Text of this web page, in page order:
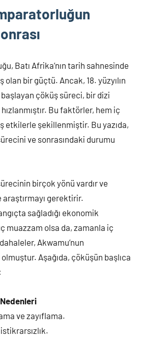
Batı Afrika’nın tarih sahnesinde
bir güçtü. Ancak, 18. yüzyılın
çöküş süreci, bir dizi
Bu faktörler, hem iç
etkilerle şekillenmiştir. Bu yazıda,
ve sonrasındaki durumu
birçok yönü vardır ve
gerektirir.
sağladığı ekonomik
muazzam olsa da, zamanla iç
Akwamu’nun
Aşağıda, çöküşün başlıca
ve zayıflama.